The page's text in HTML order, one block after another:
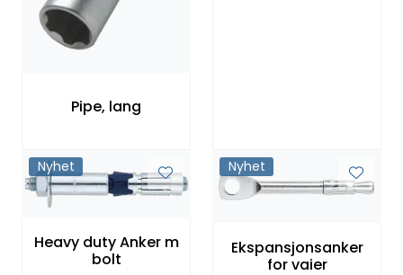
Pipe, lang
Nyhet
Heavy duty Anker m
bolt
Nyhet
Ekspansjonsanker
for vaier